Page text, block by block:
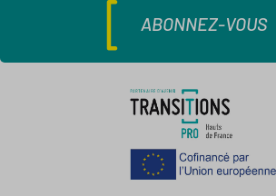
ABONNEZ-VOUS